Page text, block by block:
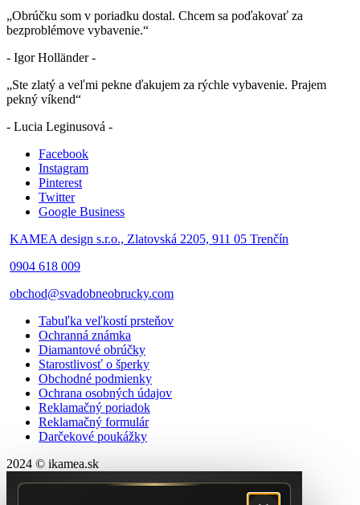
„Obrúčku som v poriadku dostal. Chcem sa poďakovať za
bezproblémove vybavenie.“
- Igor Holländer -
„Ste zlatý a veľmi pekne ďakujem za rýchle vybavenie. Prajem
pekný víkend“
- Lucia Leginusová -
Facebook
Instagram
Pinterest
Twitter
Google Business
KAMEA design s.r.o., Zlatovská 2205, 911 05 Trenčín
0904 618 009
obchod@svadobneobrucky.com
Tabuľka veľkostí prsteňov
Ochranná známka
Diamantové obrúčky
Starostlivosť o šperky
Obchodné podmienky
Ochrana osobných údajov
Reklamačný poriadok
Reklamačný formulár
Darčekové poukážky
2024 © ikamea.sk